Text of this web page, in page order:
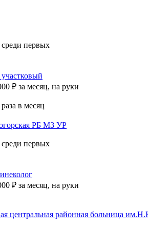
первых
₽ за месяц, на руки
в месяц
РБ МЗ УР
первых
₽ за месяц, на руки
центральная районная больница